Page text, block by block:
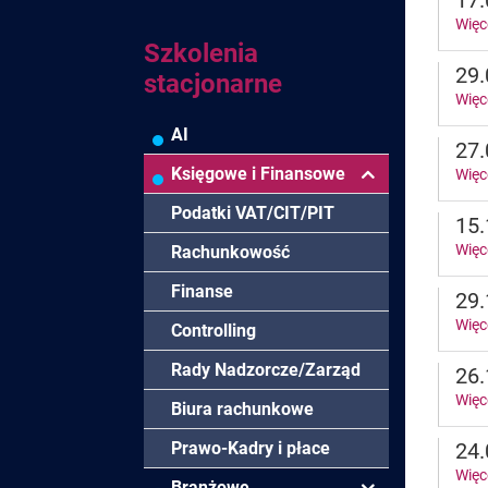
Szkolenia
stacjonarne
AI
Księgowe i Finansowe
Podatki VAT/CIT/PIT
Rachunkowość
Finanse
Controlling
Rady Nadzorcze/Zarząd
Biura rachunkowe
Prawo-Kadry i płace